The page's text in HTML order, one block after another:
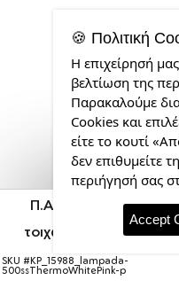
Π.Α.Ο., Πασχαλινή
θερμός Ροζ/
τοιχώματος, 500ml &
SKU #KP_15988_lampada-
500ssThermoWhitePink-p
🍪 Πολιτική
Η επιχείρησή
βελτίωση της
Παρακαλούμε
Cookies και
είτε το κουτί
δεν επιθυμείτε
περιήγησή σας
Accept